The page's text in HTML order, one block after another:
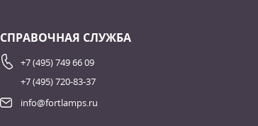
СПРАВОЧНАЯ СЛУЖБА
+7 (495) 749 66 09
+7 (495) 720-83-37
info@fortlamps.ru